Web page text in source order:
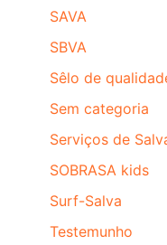
SAVA
SBVA
Sêlo de
Sem categoria
Serviços de
SOBRASA kids
Surf-Salva
Testemunho